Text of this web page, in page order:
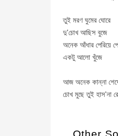
তুই মরণ ঘুমের ঘোরে
দু'চোখ আছিস বুজে
অনেক আঁধার পেরিয়ে
একটু আলো খুঁজে
আজ অনেক কান্না
চোখ মুছে তুই হাস'না